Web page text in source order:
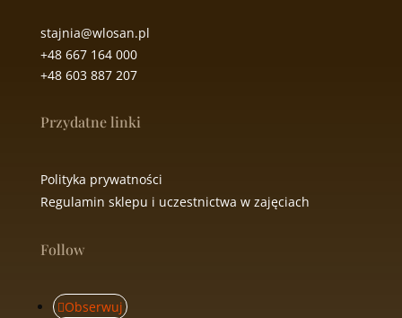
stajnia@wlosan.pl
+48 667 164 000
+48 603 887 207
Przydatne linki
Polityka prywatności
Regulamin sklepu i uczestnictwa w zajęciach
Follow
Obserwuj